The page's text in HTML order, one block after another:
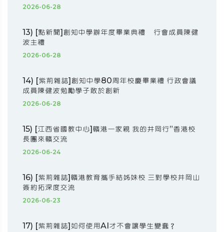
2026-06-28
13) [點新聞]創知中學辦年度畢業典禮 行會成員陳健
波主禮
2026-06-28
14) [紫荊雜誌]創知中學80周年校慶畢業禮 行政會議
成員陳健波勉勵學子敢於創新
2026-06-28
15) [江西省國教中心]贛港一家親 我的井岡行”香港校
長團來贛交流
2026-06-24
16) [紫荊雜誌]贛港教育攜手結姊妹校 三對學校井岡山
簽約拓深度交流
2026-06-23
17) [紫荊雜誌]如何使用AI才不會讓學生變蠢？